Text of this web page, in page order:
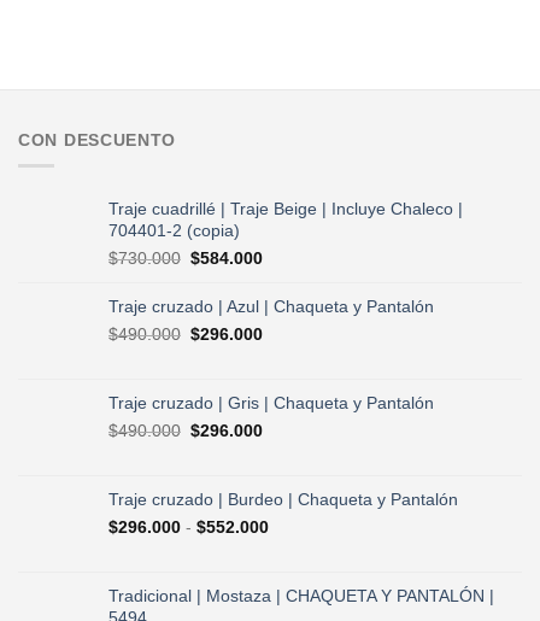
CON DESCUENTO
Traje cuadrillé | Traje Beige | Incluye Chaleco |
704401-2 (copia)
$730.000 El
original
era:
$730.000.
$584.000El
actual
es:
$584.000.
Traje cruzado | Azul | Chaqueta y Pantalón
$490.000 El
era:
$490.000.
$296.000El
es:
$296.000.
Traje cruzado | Gris | Chaqueta y Pantalón
$490.000 El
era:
$490.000.
$296.000El
es:
$296.000.
Traje cruzado | Burdeo | Chaqueta y Pantalón
$296.000 - $552.000Rango
desde
$296.000
Tradicional | Mostaza | CHAQUETA Y PANTALÓN |
5494